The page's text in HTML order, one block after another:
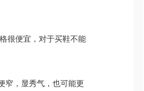
很便宜，对于买鞋不能
窄，显秀气，也可能更